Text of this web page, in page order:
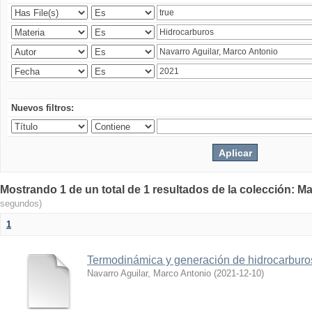
Nuevos filtros:
Mostrando 1 de un total de 1 resultados de la colección:
segundos)
1
Termodinámica y generación de
Navarro Aguilar, Marco Antonio (2021-12-10)